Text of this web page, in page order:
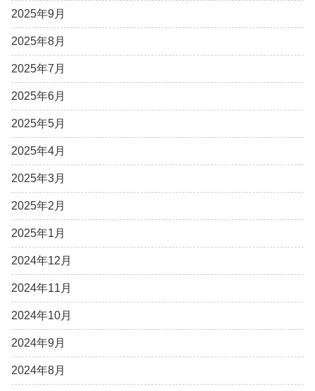
2025年9月
2025年8月
2025年7月
2025年6月
2025年5月
2025年4月
2025年3月
2025年2月
2025年1月
2024年12月
2024年11月
2024年10月
2024年9月
2024年8月